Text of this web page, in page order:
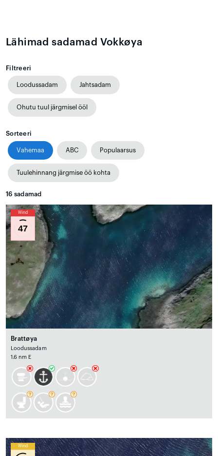
Lähimad sadamad Vokkøya
Filtreeri
Loodussadam Jahtsadam
Ohutu tuul järgmisel ööl
Sorteeri
Vahemaa ABC Populaarsus
Tuulehinnang järgmise öö kohta
16 sadamad
Wind
47
Brattøya
Loodussadam
1.6 nm E
Wind